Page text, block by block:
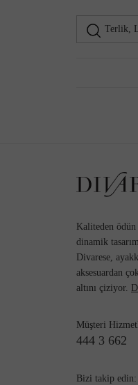
Terlik,
Kaliteden
dinamik
Divarese,
aksesuardan
altını çiziyor.
Müşteri
444 3 662
Bizi takip edin: